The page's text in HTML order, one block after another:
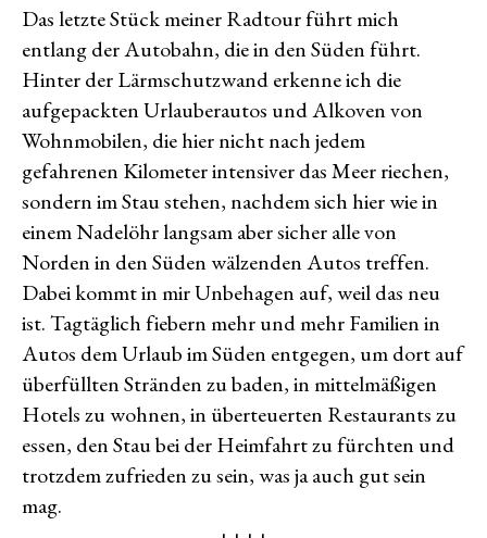
Das letzte Stück meiner Radtour führt mich
entlang der Autobahn, die in den Süden führt.
Hinter der Lärmschutzwand erkenne ich die
aufgepackten Urlauberautos und Alkoven von
Wohnmobilen, die hier nicht nach jedem
gefahrenen Kilometer intensiver das Meer riechen,
sondern im Stau stehen, nachdem sich hier wie in
einem Nadelöhr langsam aber sicher alle von
Norden in den Süden wälzenden Autos treffen.
Dabei kommt in mir Unbehagen auf, weil das neu
ist. Tagtäglich fiebern mehr und mehr Familien in
Autos dem Urlaub im Süden entgegen, um dort auf
überfüllten Stränden zu baden, in mittelmäßigen
Hotels zu wohnen, in überteuerten Restaurants zu
essen, den Stau bei der Heimfahrt zu fürchten und
trotzdem zufrieden zu sein, was ja auch gut sein
mag.